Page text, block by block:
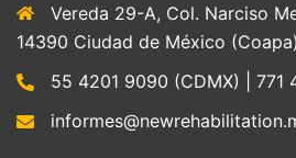
Vereda 29-A, Col. Narciso
14390 Ciudad de México (Coapa)
55 4201 9090 (CDMX) | 771